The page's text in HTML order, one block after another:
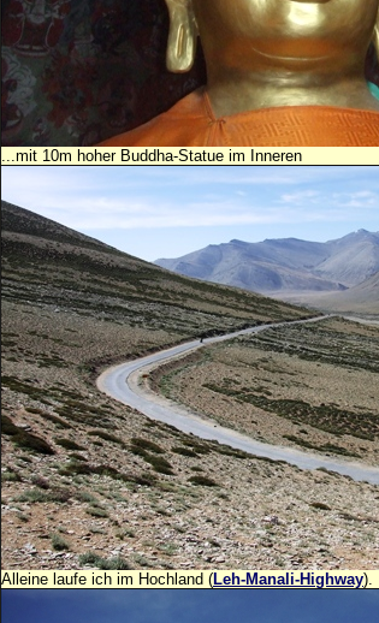
...mit 10m hoher Buddha-Statue im Inneren
Alleine laufe ich im Hochland (Leh-Manali-Highway).